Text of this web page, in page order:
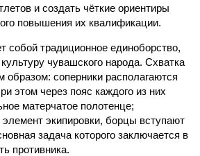
и создать чёткие ориентиры
повышения их квалификации.
собой традиционное единоборство,
чувашского народа. Схватка
соперники располагаются
этом через пояс каждого из них
матерчатое полотенце;
элемент экипировки, борцы вступают
задача которого заключается в
противника.